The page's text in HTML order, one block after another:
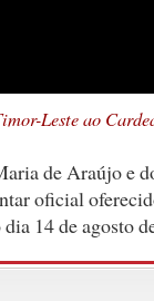
Leste ao
de Araújo e
oficial
14 de agosto